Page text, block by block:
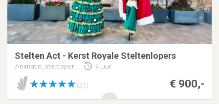
Stelten Act - Kerst Royale Steltenlopers
Animatie, steltloper 4 uur
€ 900,-
(31)